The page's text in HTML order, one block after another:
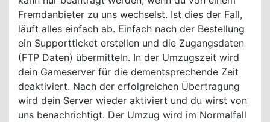
Fremdanbieter zu uns wechselst. Ist dies der Fall,
läuft alles einfach ab. Einfach nach der Bestellung
ein Supportticket erstellen und die Zugangsdaten
(FTP Daten) übermitteln. In der Umzugszeit wird
dein Gameserver für die dementsprechende Zeit
deaktiviert. Nach der erfolgreichen Übertragung
wird dein Server wieder aktiviert und du wirst von
uns benachrichtigt. Der Umzug wird im Normalfall